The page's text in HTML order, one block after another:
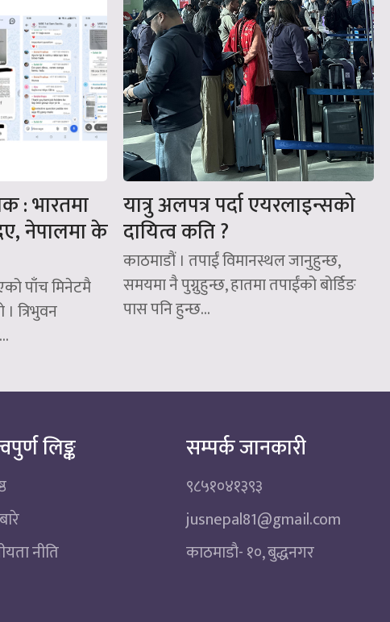
: भारतमा
नेपालमा के
पाँच मिनेटमै
। त्रिभुवन
यात्रु अलपत्र पर्दा एयरलाइन्सको
दायित्व कति ?
काठमाडौं । तपाईं विमानस्थल जानुहुन्छ,
समयमा नै पुग्नुहुन्छ, हातमा तपाईंको बोर्डिङ
पास पनि हुन्छ...
लिङ्क
नीति
सम्पर्क जानकारी
९८५१०४१३९३
jusnepal81@gmail.com
काठमाडाै‌- १०, बुद्धनगर